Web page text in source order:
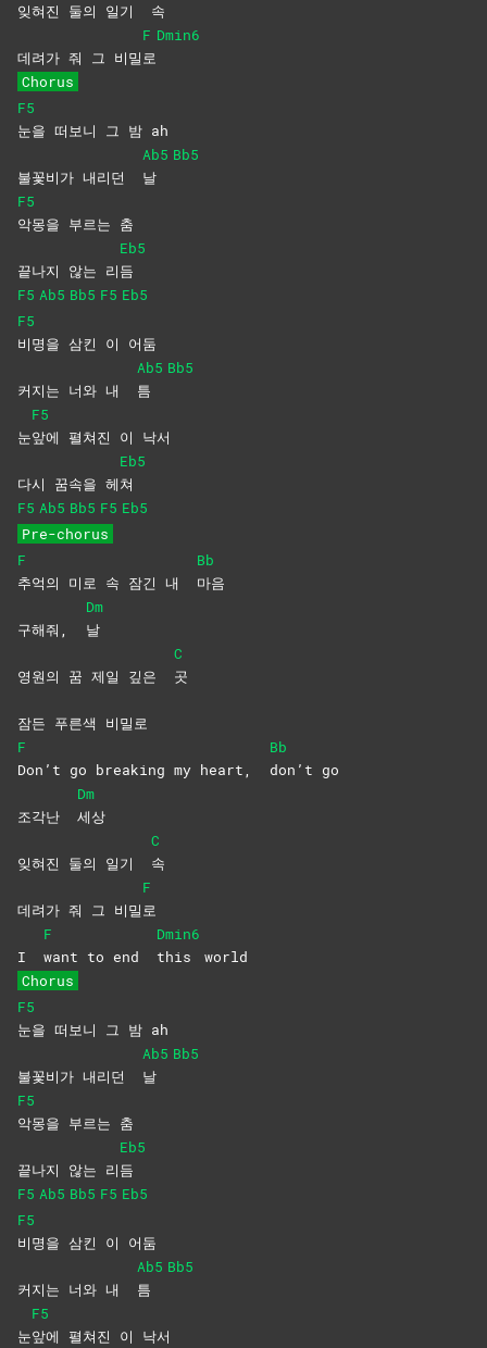
잊혀진 둘의 일기 속
데려가 줘 그 비밀
F
로
Dmin6
Chorus
F5
눈을 떠보니 그 밤 ah
불꽃비가 내리던
Ab5
날
Bb5
F5
악몽을 부르는 춤
끝나지 않는 리
Eb5
듬
F5 Ab5 Bb5 F5 Eb5
F5
비명을 삼킨 이 어둠
커지는 너와 내
Ab5
틈
Bb5
눈
F5
앞에 펼쳐진 이 낙서
다시 꿈속을 헤
Eb5
쳐
F5 Ab5 Bb5 F5 Eb5
Pre-chorus
F
추억의 미로 속 잠긴 내
Bb
마음
구해줘,
Dm
날
영원의 꿈 제일 깊은
C
곳
잠든 푸른색 비밀로
F
Don’t go breaking my heart,
Bb
don’t go
조각난
Dm
세상
잊혀진 둘의 일기
C
속
데려가 줘 그 비밀
F
로
I
F
want to end
Dmin6
this
world
Chorus
F5
눈을 떠보니 그 밤 ah
불꽃비가 내리던
Ab5
날
Bb5
F5
악몽을 부르는 춤
끝나지 않는 리
Eb5
듬
F5 Ab5 Bb5 F5 Eb5
F5
비명을 삼킨 이 어둠
커지는 너와 내
Ab5
틈
Bb5
눈
F5
앞에 펼쳐진 이 낙서